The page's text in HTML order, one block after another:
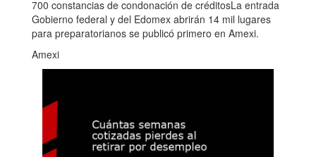
700 constancias de condonación de créditosLa entrada
Gobierno federal y del Edomex abrirán 14 mil lugares
para preparatorianos se publicó primero en Amexi.
Amexi